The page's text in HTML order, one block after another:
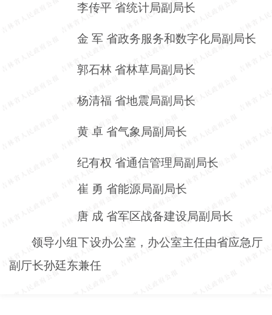
李传平 省统计局副局长
金 军 省政务服务和数字化局副局长
郭石林 省林草局副局长
杨清福 省地震局副局长
黄 卓 省气象局副局长
纪有权 省通信管理局副局长
崔 勇 省能源局副局长
唐 成 省军区战备建设局副局长
领导小组下设办公室，办公室主任由省应急厅
副厅长孙廷东兼任